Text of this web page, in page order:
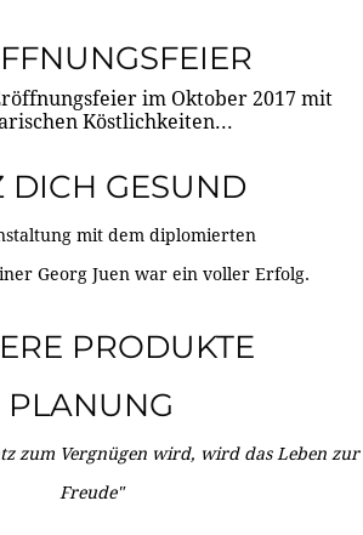
im Oktober 2017 mit
Köstlichkeiten...
DICH GESUND
mit dem diplomierten
Georg Juen war ein voller Erfolg.
PRODUKTE
PLANUNG
zum Vergnügen wird, wird das Leben zur
Freude"